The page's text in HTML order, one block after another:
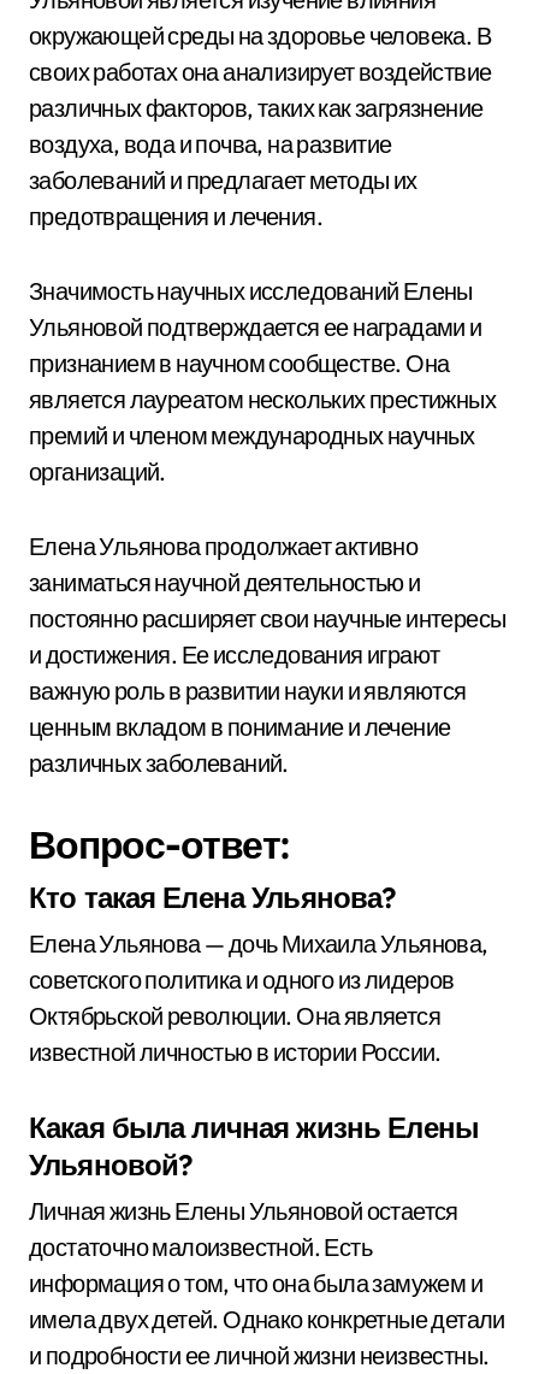
окружающей среды на здоровье человека. В
своих работах она анализирует воздействие
различных факторов, таких как загрязнение
воздуха, вода и почва, на развитие
заболеваний и предлагает методы их
предотвращения и лечения.
Значимость научных исследований Елены
Ульяновой подтверждается ее наградами и
признанием в научном сообществе. Она
является лауреатом нескольких престижных
премий и членом международных научных
организаций.
Елена Ульянова продолжает активно
заниматься научной деятельностью и
постоянно расширяет свои научные интересы
и достижения. Ее исследования играют
важную роль в развитии науки и являются
ценным вкладом в понимание и лечение
различных заболеваний.
Вопрос-ответ:
Кто такая Елена Ульянова?
Елена Ульянова — дочь Михаила Ульянова,
советского политика и одного из лидеров
Октябрьской революции. Она является
известной личностью в истории России.
Какая была личная жизнь Елены
Ульяновой?
Личная жизнь Елены Ульяновой остается
достаточно малоизвестной. Есть
информация о том, что она была замужем и
имела двух детей. Однако конкретные детали
и подробности ее личной жизни неизвестны.